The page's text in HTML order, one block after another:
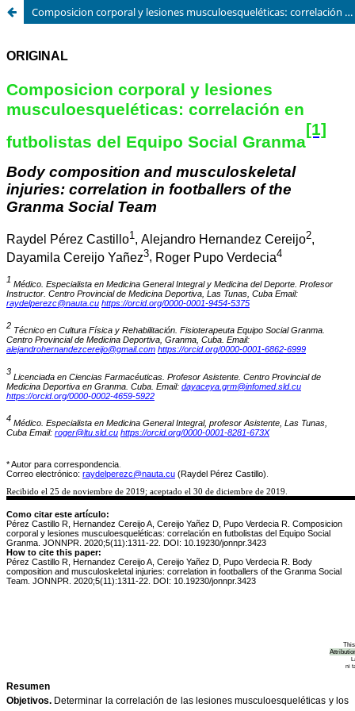
Composicion corporal y lesiones musculoesqueléticas: correlación en futbolistas del Equipo Social Granma